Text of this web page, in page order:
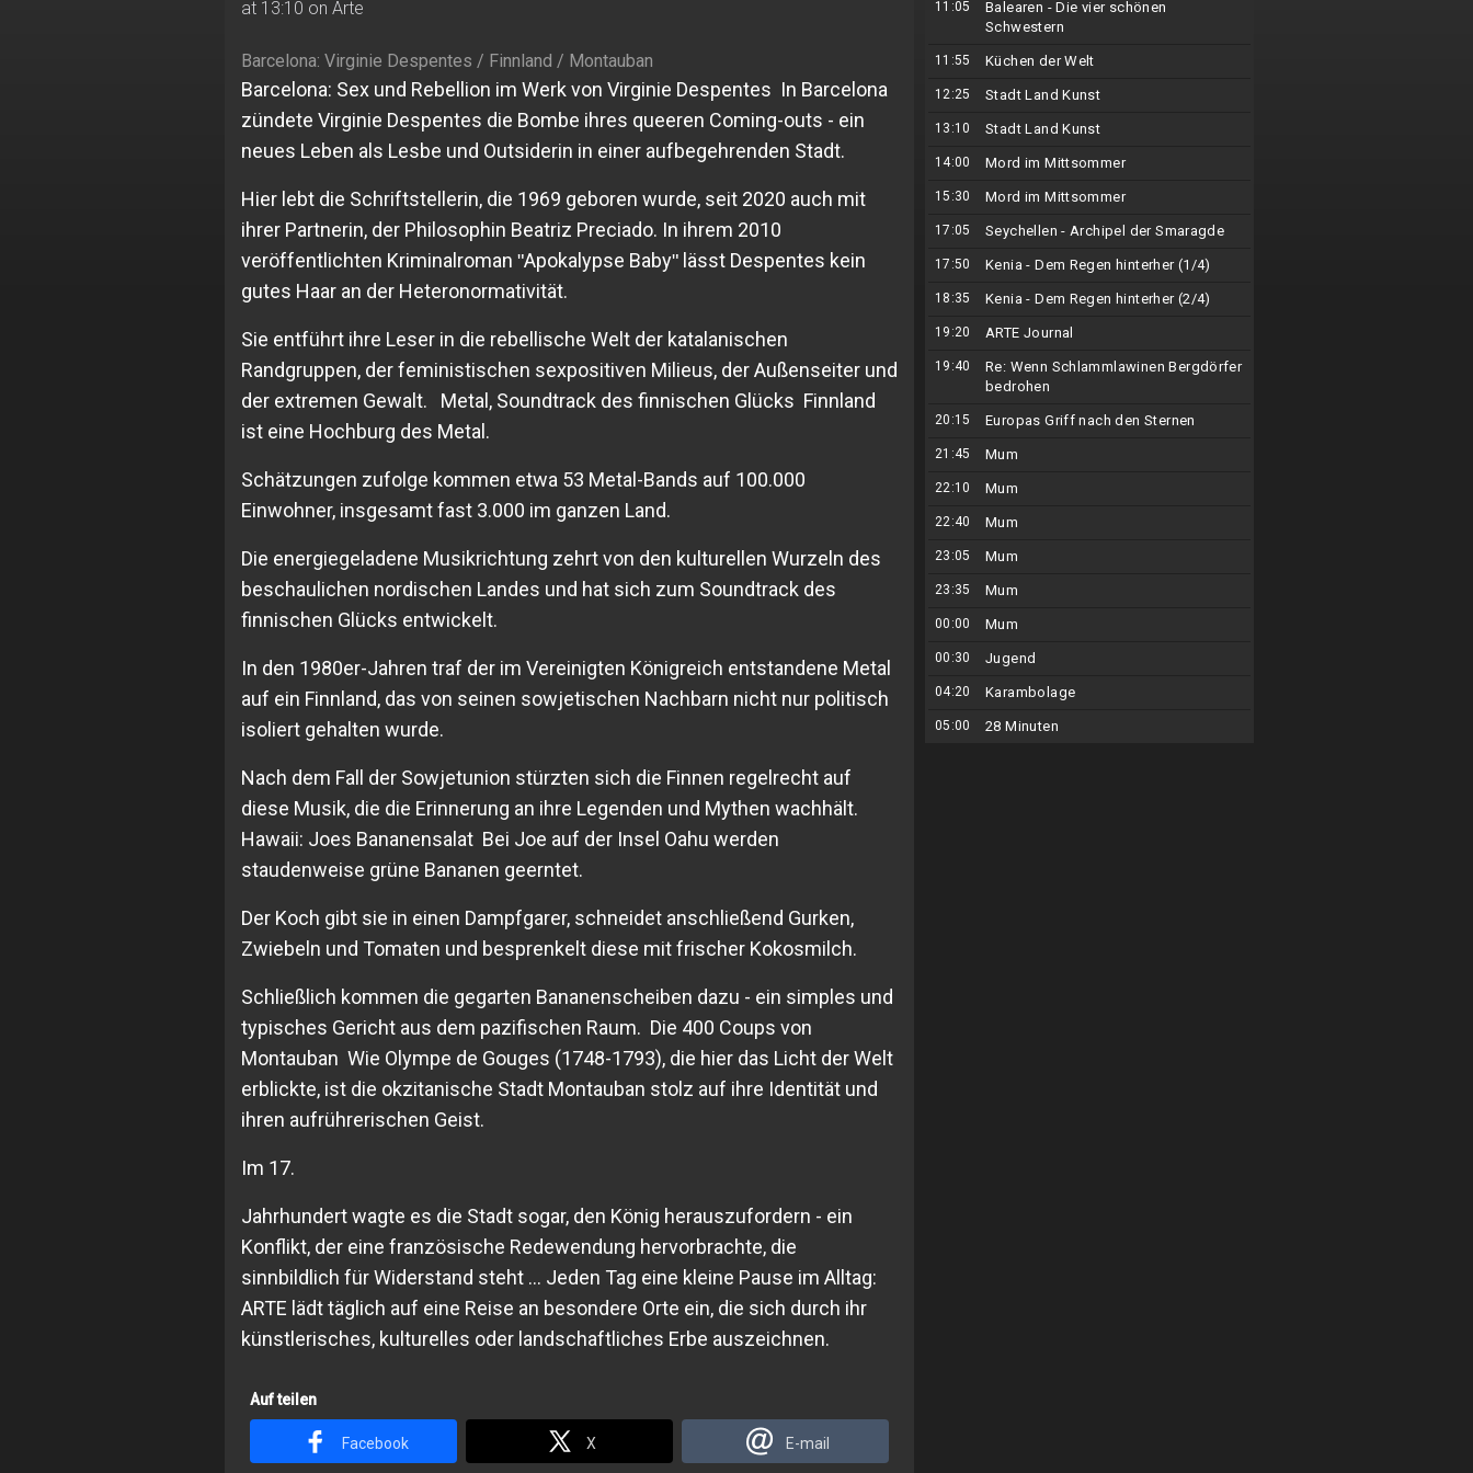
at 13:10 on Arte
Barcelona: Virginie Despentes / Finnland / Montauban
Barcelona: Sex und Rebellion im Werk von Virginie Despentes In Barcelona
zündete Virginie Despentes die Bombe ihres queeren Coming-outs - ein
neues Leben als Lesbe und Outsiderin in einer aufbegehrenden Stadt.
Hier lebt die Schriftstellerin, die 1969 geboren wurde, seit 2020 auch mit
ihrer Partnerin, der Philosophin Beatriz Preciado. In ihrem 2010
veröffentlichten Kriminalroman ʺApokalypse Babyʺ lässt Despentes kein
gutes Haar an der Heteronormativität.
Sie entführt ihre Leser in die rebellische Welt der katalanischen
Randgruppen, der feministischen sexpositiven Milieus, der Außenseiter und
der extremen Gewalt. Metal, Soundtrack des finnischen Glücks Finnland
ist eine Hochburg des Metal.
Schätzungen zufolge kommen etwa 53 Metal-Bands auf 100.000
Einwohner, insgesamt fast 3.000 im ganzen Land.
Die energiegeladene Musikrichtung zehrt von den kulturellen Wurzeln des
beschaulichen nordischen Landes und hat sich zum Soundtrack des
finnischen Glücks entwickelt.
In den 1980er-Jahren traf der im Vereinigten Königreich entstandene Metal
auf ein Finnland, das von seinen sowjetischen Nachbarn nicht nur politisch
isoliert gehalten wurde.
Nach dem Fall der Sowjetunion stürzten sich die Finnen regelrecht auf
diese Musik, die die Erinnerung an ihre Legenden und Mythen wachhält.
Hawaii: Joes Bananensalat Bei Joe auf der Insel Oahu werden
staudenweise grüne Bananen geerntet.
Der Koch gibt sie in einen Dampfgarer, schneidet anschließend Gurken,
Zwiebeln und Tomaten und besprenkelt diese mit frischer Kokosmilch.
Schließlich kommen die gegarten Bananenscheiben dazu - ein simples und
typisches Gericht aus dem pazifischen Raum. Die 400 Coups von
Montauban Wie Olympe de Gouges (1748-1793), die hier das Licht der Welt
erblickte, ist die okzitanische Stadt Montauban stolz auf ihre Identität und
ihren aufrührerischen Geist.
Im 17.
Jahrhundert wagte es die Stadt sogar, den König herauszufordern - ein
Konflikt, der eine französische Redewendung hervorbrachte, die
sinnbildlich für Widerstand steht … Jeden Tag eine kleine Pause im Alltag:
ARTE lädt täglich auf eine Reise an besondere Orte ein, die sich durch ihr
künstlerisches, kulturelles oder landschaftliches Erbe auszeichnen.
Auf teilen
Facebook X E-mail
11:05
Balearen - Die vier schönen
Schwestern
11:55 Küchen der Welt
12:25 Stadt Land Kunst
13:10 Stadt Land Kunst
14:00 Mord im Mittsommer
15:30 Mord im Mittsommer
17:05 Seychellen - Archipel der Smaragde
17:50 Kenia - Dem Regen hinterher (1/4)
18:35 Kenia - Dem Regen hinterher (2/4)
19:20 ARTE Journal
19:40
Re: Wenn Schlammlawinen Bergdörfer
bedrohen
20:15 Europas Griff nach den Sternen
21:45 Mum
22:10 Mum
22:40 Mum
23:05 Mum
23:35 Mum
00:00 Mum
00:30 Jugend
04:20 Karambolage
05:00 28 Minuten